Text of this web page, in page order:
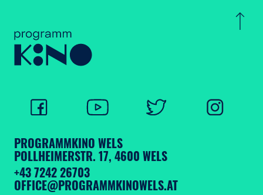
PROGRAMMKINO WELS
POLLHEIMERSTR. 17, 4600 WELS
+43 7242 26703
OFFICE@PROGRAMMKINOWELS.AT